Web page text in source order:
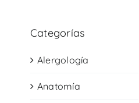
Categorías
Alergología
Anatomía